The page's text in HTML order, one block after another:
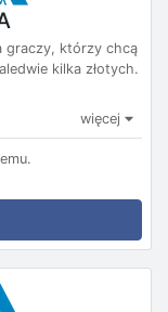
graczy, którzy chcą
kilka złotych.
więcej